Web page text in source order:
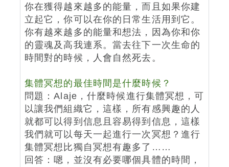
你在獲得越來越多的能量，而且如果你建
立起它，你可以在你的日常生活用到它。
你有越來越多的能量和想法，因為你和你
的靈魂及高我連系。當去往下一次生命的
時間對的時候，人會自然死去。
集體冥想的最佳時間是什麼時候？
問題：Alaje，什麼時候進行集體冥想，可
以讓我們組織它，這樣，所有感興趣的人
就都可以得到信息且容易得到信息，這樣
我們就可以每天一起進行一次冥想？進行
集體冥想比獨自冥想有趣多了……
回答：嗯，並沒有必要哪個具體的時間，